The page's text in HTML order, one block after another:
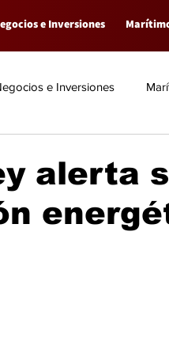
e Inversiones
e Inversiones
alerta